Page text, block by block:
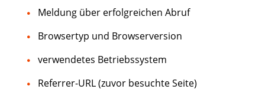
Meldung über erfolgreichen Abruf
Browsertyp und Browserversion
verwendetes Betriebssystem
Referrer-URL (zuvor besuchte Seite)